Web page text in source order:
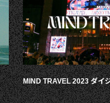
MIND TRAVEL 2023 ダイ